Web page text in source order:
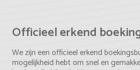
Officieel erkend
We zijn een officieel erkend
mogelijkheid hebt om snel en